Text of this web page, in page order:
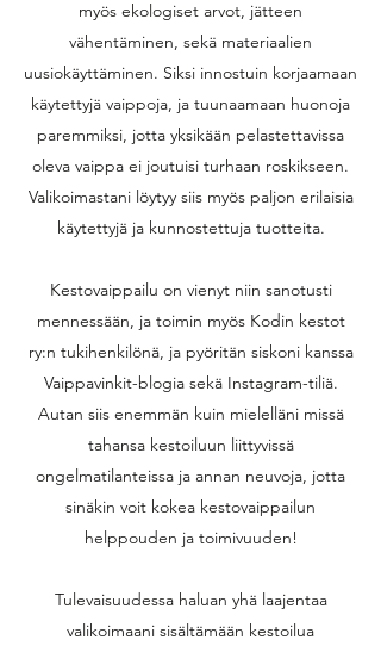
myös ekologiset arvot, jätteen
vähentäminen, sekä materiaalien
uusiokäyttäminen. Siksi innostuin korjaamaan
käytettyjä vaippoja, ja tuunaamaan huonoja
paremmiksi, jotta yksikään pelastettavissa
oleva vaippa ei joutuisi turhaan roskikseen.
Valikoimastani löytyy siis myös paljon erilaisia
käytettyjä ja kunnostettuja tuotteita.
Kestovaippailu on vienyt niin sanotusti
mennessään, ja toimin myös Kodin kestot
ry:n tukihenkilönä, ja pyöritän siskoni kanssa
Vaippavinkit-blogia sekä Instagram-tiliä.
Autan siis enemmän kuin mielelläni missä
tahansa kestoiluun liittyvissä
ongelmatilanteissa ja annan neuvoja, jotta
sinäkin voit kokea kestovaippailun
helppouden ja toimivuuden!
Tulevaisuudessa haluan yhä laajentaa
valikoimaani sisältämään kestoilua